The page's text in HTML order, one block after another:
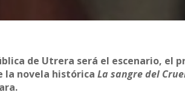
de Utrera será el escenario, el
la novela históricaLa sangre del